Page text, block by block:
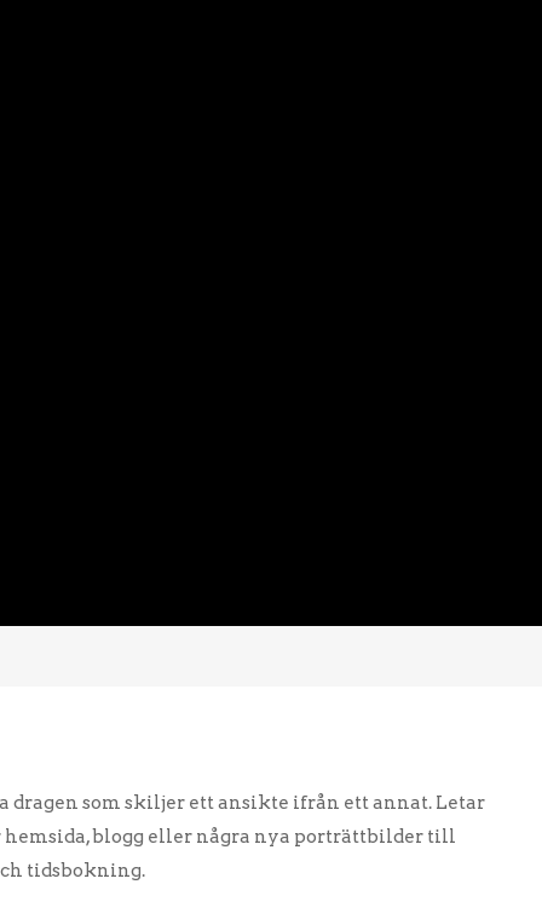
dragen som skiljer ett ansikte ifrån ett annat. Letar
blogg eller några nya porträttbilder till
tidsbokning.